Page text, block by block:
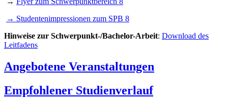
→ Studentenimpressionen zum SPB 8
Hinweise zur Schwerpunkt-/Bachelor-Arbeit: Download des
Leitfadens
Angebotene Veranstaltungen
Empfohlener Studienverlauf